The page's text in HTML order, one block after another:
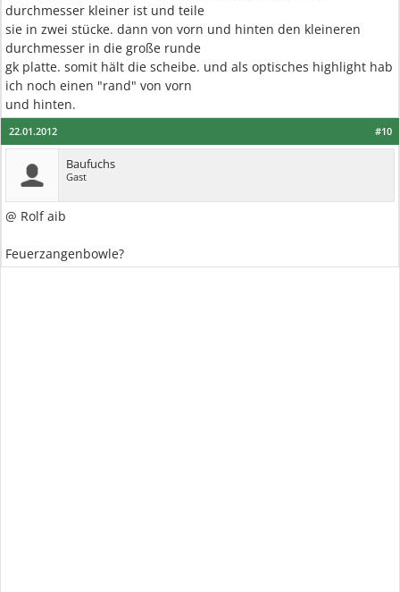
durchmesser kleiner ist und teile
sie in zwei stücke. dann von vorn und hinten den kleineren
durchmesser in die große runde
gk platte. somit hält die scheibe. und als optisches highlight hab
ich noch einen "rand" von vorn
und hinten.
#10
22.01.2012
Baufuchs
Gast
@ Rolf aib
Feuerzangenbowle?